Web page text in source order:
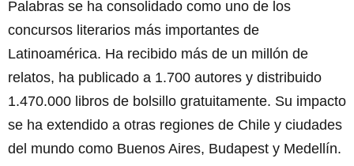
Palabras se ha consolidado como uno de los
concursos literarios más importantes de
Latinoamérica. Ha recibido más de un millón de
relatos, ha publicado a 1.700 autores y distribuido
1.470.000 libros de bolsillo gratuitamente. Su impacto
se ha extendido a otras regiones de Chile y ciudades
del mundo como Buenos Aires, Budapest y Medellín.